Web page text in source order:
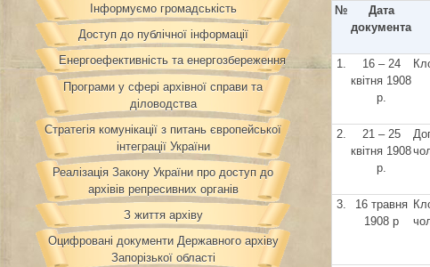
Інформуємо громадськість
Доступ до публічної інформації
Енергоефективність та енергозбереження
Програми у сфері архівної справи та
діловодства
Стратегія комунікації з питань європейської
інтеграції України
Реалізація Закону України про доступ до
архівів репресивних органів
З життя архіву
Оцифровані документи Державного архіву
Запорізької області
№
Дата
документа
1.
16 – 24
квітня 1908
р.
2.
21 – 25
квітня 1908
р.
3.
16 травня
1908 р